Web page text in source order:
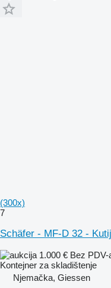
(300x)
7
Schäfer - MF-D 32 -
1.000 € Bez PDV-
Kontejner za skladištenje
Njemačka, Giessen